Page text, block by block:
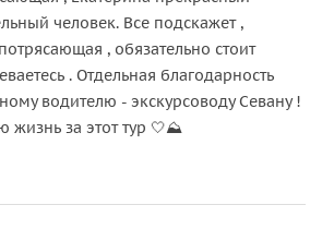
человек. Все подскажет ,
, обязательно стоит
. Отдельная благодарность
водителю - экскурсоводу Севану !
жизнь за этот тур 🤍⛰️